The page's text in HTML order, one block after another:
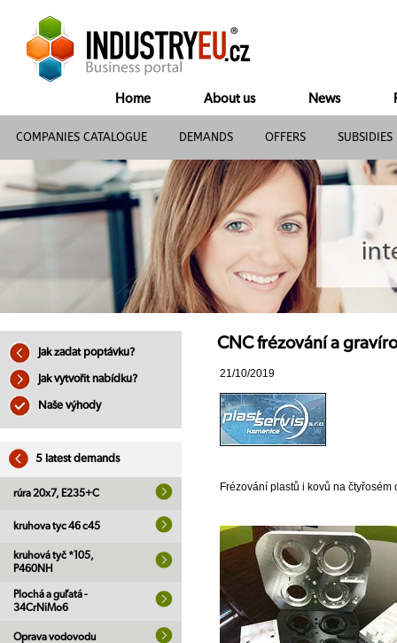
Home About us News
COMPANIES CATALOGUE DEMANDS OFFERS SUBSIDIES
Jak zadat poptávku?
Jak vytvořit nabídku?
Naše výhody
5 latest demands
rúra 20x7, E235+C
kruhova tyc 46 c45
kruhová tyč *105,
P460NH
Plochá a guľatá -
34CrNiMo6
Oprava vodovodu
CNC frézování a
21/10/2019
Frézování plastů i kovů na